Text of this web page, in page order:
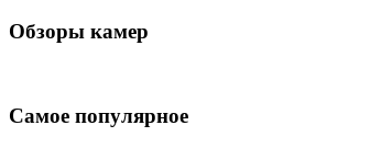
Обзоры камер
Самое популярное